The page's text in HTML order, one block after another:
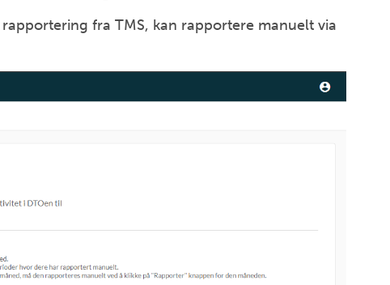
fra TMS, kan rapportere manuelt via